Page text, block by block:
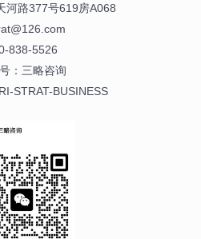
河路377号619房A068
838-5526
：三略咨询
STRAT-BUSINESS